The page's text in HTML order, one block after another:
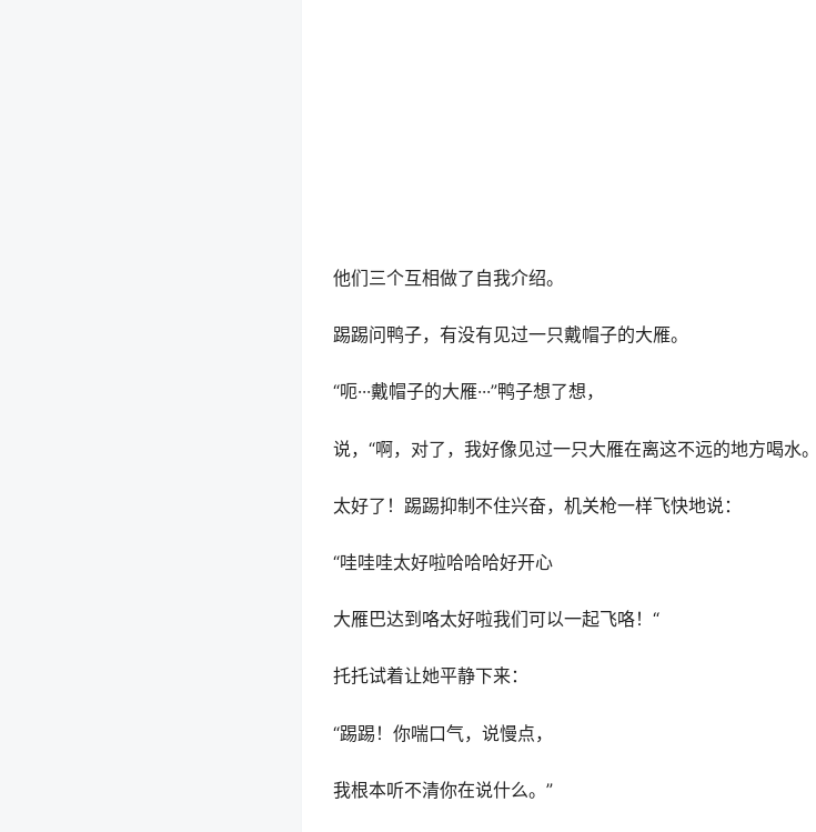
他们三个互相做了自我介绍。
踢踢问鸭子，有没有见过一只戴帽子的大雁。
“呃···戴帽子的大雁···”鸭子想了想，
说，“啊，对了，我好像见过一只大雁在离这不远的地方喝水。”
太好了！踢踢抑制不住兴奋，机关枪一样飞快地说：